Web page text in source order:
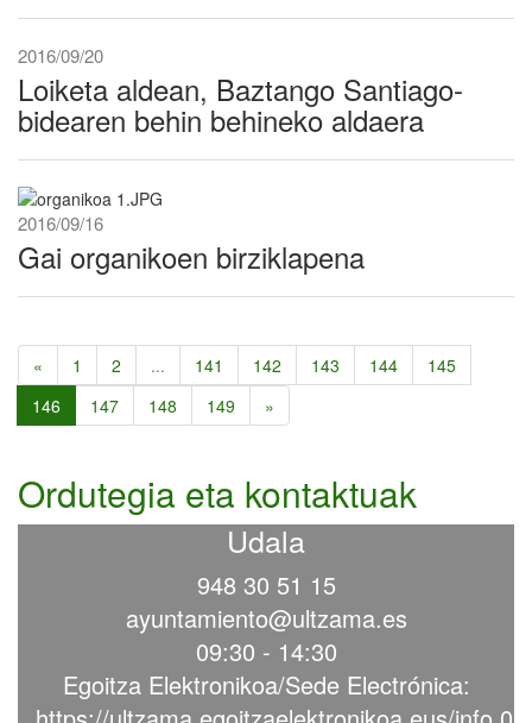
2016/09/20
Loiketa aldean, Baztango Santiago-
bidearen behin behineko aldaera
2016/09/16
Gai organikoen birziklapena
« 1 2 ... 141 142 143 144
145
146
147 148 149 »
Ordutegia eta kontaktuak
Udala
948 30 51 15
ayuntamiento@ultzama.es
09:30 - 14:30
Egoitza Elektronikoa/Sede Electrónica: